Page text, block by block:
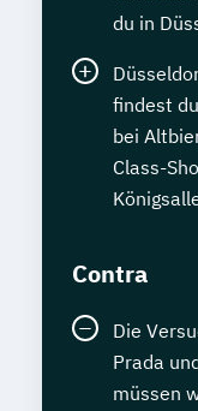
du in
findest
bei
Class-
Contra
Die
Prada
müssen